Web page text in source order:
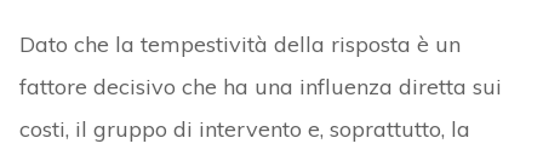
Dato che la tempestività della risposta è un
fattore decisivo che ha una influenza diretta sui
costi, il gruppo di intervento e, soprattutto, la